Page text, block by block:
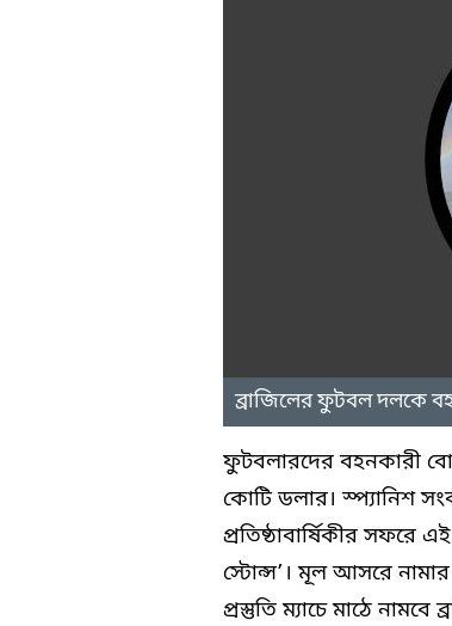
ব্রাজিলের ফুটবল দলকে
ফুটবলারদের বহনকারী
কোটি ডলার। স্প্যানিশ
প্রতিষ্ঠাবার্ষিকীর সফরে
স্টোন্স’। মূল আসরে
প্রস্তুতি ম্যাচে মাঠে